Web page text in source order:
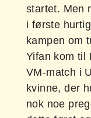
startet. Men
i første
kampen om
Yifan kom til
VM-match i
kvinne, der
nok noe